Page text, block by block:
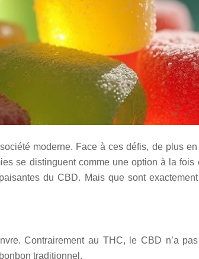
moderne. Face à ces défis, de plus
se distinguent comme une option à la fois
du CBD. Mais que sont
Contrairement au THC, le CBD n’a
traditionnel.